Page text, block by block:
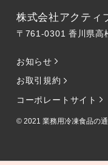
株式会社アクティ
〒761-0301 香川県高
お知らせ
お取引規約
コーポレートサイト
© 2021 業務用冷凍食品の